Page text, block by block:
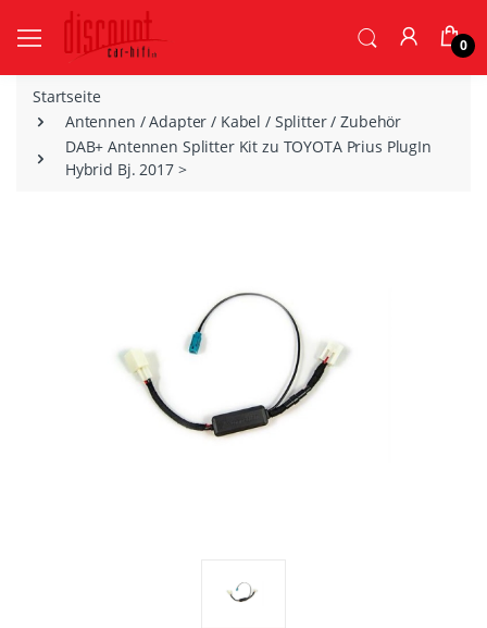
0
Startseite
Antennen / Adapter / Kabel / Splitter / Zubehör
DAB+ Antennen Splitter Kit zu TOYOTA Prius PlugIn
Hybrid Bj. 2017 >